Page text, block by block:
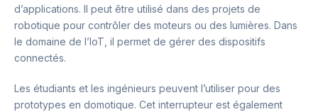
d’applications. Il peut être utilisé dans des projets de
robotique pour contrôler des moteurs ou des lumières. Dans
le domaine de l’IoT, il permet de gérer des dispositifs
connectés.
Les étudiants et les ingénieurs peuvent l’utiliser pour des
prototypes en domotique. Cet interrupteur est également